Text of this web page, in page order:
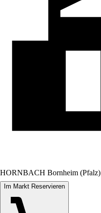
HORNBACH Bornheim (Pfalz)
Im Markt Reservieren